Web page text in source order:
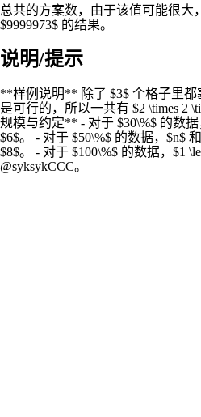
总共的方案数，由于该值可能很大
$9999973$ 的结果。
说明/提示
**样例说明** 除了 $3$ 个格子里
是可行的，所以一共有 $2 \times 2
规模与约定** - 对于 $30\%$ 的数
$6$。 - 对于 $50\%$ 的数据，$n$
$8$。 - 对于 $100\%$ 的数据，$1
@syksykCCC。